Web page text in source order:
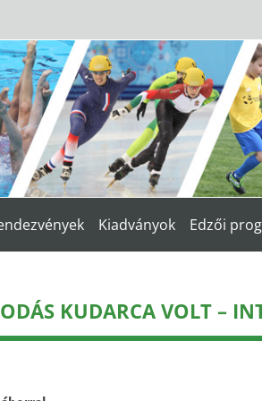
Kiadványok Edzői
KUDARCA VOLT –